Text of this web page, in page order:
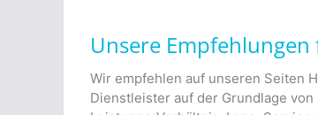
Unsere
Wir empfehlen auf unseren Seiten
Dienstleister auf der Grundlage